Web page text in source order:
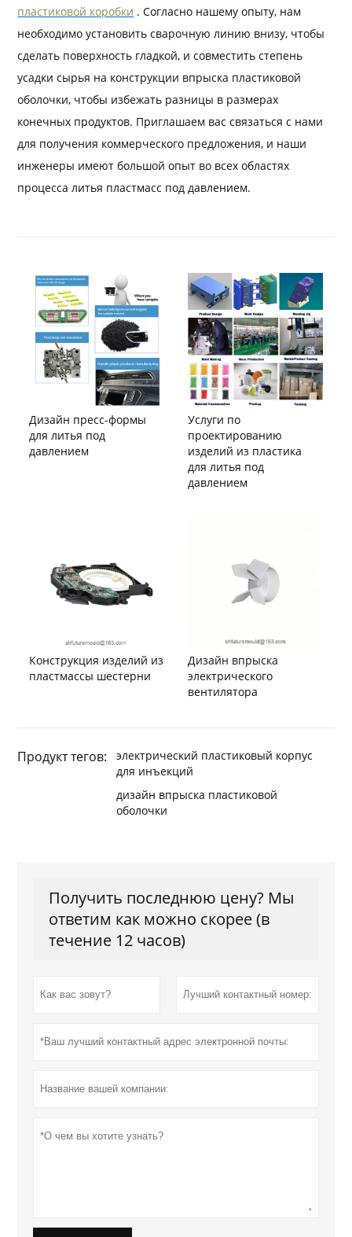
пластиковой коробки . Согласно нашему опыту, нам
необходимо установить сварочную линию внизу, чтобы
сделать поверхность гладкой, и совместить степень
усадки сырья на конструкции впрыска пластиковой
оболочки, чтобы избежать разницы в размерах
конечных продуктов. Приглашаем вас связаться с нами
для получения коммерческого предложения, и наши
инженеры имеют большой опыт во всех областях
процесса литья пластмасс под давлением.
Дизайн пресс-формы
для литья под
давлением
Услуги по
проектированию
изделий из пластика
для литья под
давлением
Конструкция изделий из
пластмассы шестерни
Дизайн впрыска
электрического
вентилятора
Продукт тегов:
электрический пластиковый корпус
для инъекций
дизайн впрыска пластиковой
оболочки
Получить последнюю цену? Мы
ответим как можно скорее (в
течение 12 часов)